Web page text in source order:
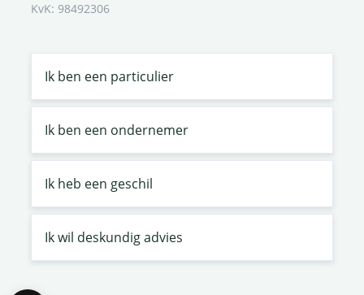
KvK: 98492306
Ik ben een particulier
Ik ben een ondernemer
Ik heb een geschil
Ik wil deskundig advies